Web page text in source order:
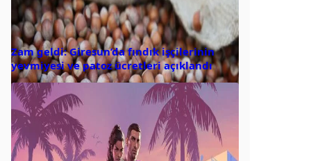
Zam geldi: Giresun’da fındık işçilerinin
yevmiyesi ve patoz ücretleri açıklandı